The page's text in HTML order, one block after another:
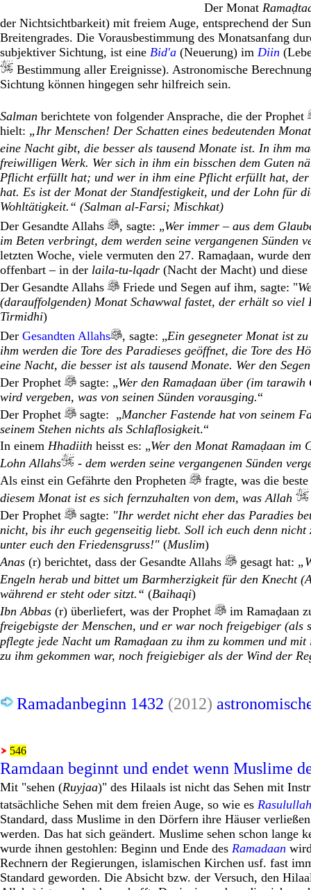
Der Monat
der Nichtsichtbarkeit) mit freiem Auge, entsprechend der
Breitengrades. Die Vorausbestimmung des Monatsanfang
subjektiver Sichtung, ist eine Bid'a (Neuerung) im Diin
Bestimmung aller Ereignisse). Astronomische
Sichtung können hingegen sehr hilfreich sein.
Salman berichtete von folgender Ansprache, die der Prophet
hielt: „Ihr Menschen! Der Schatten eines bedeutenden
eine Nacht gibt, die besser als tausend Monate ist. In ihm
freiwilligen Werk. Wer sich in ihm ein bisschen dem Guten
Pflicht erfüllt hat; und wer in ihm eine Pflicht erfüllt hat,
hat. Es ist der Monat der Standfestigkeit, und der Lohn für
Wohltätigkeit.“ (Salman al-Farsi; Mischkat)
Der Gesandte Allahs
, sagte: „Wer immer – aus dem
im Beten verbringt, dem werden seine vergangenen Sünden
letzten Woche, viele vermuten den 27. Ramaḍaan, wurde
offenbart – in der laila-tu-lqadr (Nacht der Macht) und
Der Gesandte Allahs
Friede und Segen auf ihm, sagte: "
(darauffolgenden) Monat Schawwal fastet, der erhält so viel
Tirmidhi)
Der Gesandten Allahs , sagte: „Ein gesegneter Monat ist
ihm werden die Tore des Paradieses geöffnet, die Tore des
eine Nacht, die besser ist als tausend Monate. Wer den
Der Prophet
sagte: „Wer den Ramaḍaan über (im
wird vergeben, was von seinen Sünden vorausging.“
Der Prophet
sagte: „Mancher Fastende hat von seinem
seinem Stehen nichts als Schlaflosigkeit.“
In einem Hhadiith heisst es: „Wer den Monat Ramaḍaan
Lohn Allahs
- dem werden seine vergangenen Sünden
Als einst ein Gefährte den Propheten
fragte, was die
diesem Monat ist es sich fernzuhalten von dem, was Allah
Der Prophet
sagte: "Ihr werdet nicht eher das Paradies
nicht, bis ihr euch gegenseitig liebt. Soll ich euch denn
unter euch den Friedensgruss!" (Muslim)
Anas (r) berichtet, dass der Gesandte Allahs gesagt hat:
Engeln herab und bittet um Barmherzigkeit für den Knecht
während er steht oder sitzt.“ (Baihaqi)
Ibn Abbas (r) überliefert, was der Prophet
im Ramaḍaan
freigebigste der Menschen, und er war noch freigebiger
pflegte jede Nacht um Ramaḍaan zu ihm zu kommen und
zu ihm gekommen war, noch freigiebiger als der Wind der
Ramadanbeginn 1432 (2012)
546
Ramdaan beginnt und endet wenn Muslime
Mit "sehen (Ruyjaa)" des Hilaals ist nicht das Sehen mit
tatsächliche Sehen mit dem freien Auge, so wie es Rasulullah
Standard, dass Muslime in den Dörfern ihre Häuser
werden. Das hat sich geändert. Muslime sehen schon
wurde ihnen gestohlen: Beginn und Ende des Ramadaan
Rechnern der Regierungen, islamischen Kirchen usf. fast
Standard geworden. Die Absicht bzw. der Versuch, den